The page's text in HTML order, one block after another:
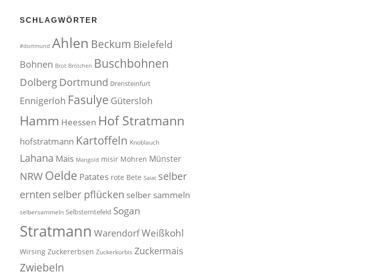
SCHLAGWÖRTER
#dortmund Ahlen Beckum Bielefeld
Bohnen Brot Brötchen Buschbohnen
Dolberg Dortmund Drensteinfurt
Ennigerloh Fasulye Gütersloh
Hamm Heessen Hof Stratmann
hofstratmann Kartoffeln Knoblauch
Lahana Mais Mangold misir Möhren Münster
NRW Oelde Patates rote Bete Salat selber
ernten selber pflücken selber sammeln
selbersammeln Selbsterntefeld Sogan
Stratmann WarendorfWeißkohl
Wirsing Zuckererbsen Zuckerkürbis Zuckermais
Zwiebeln